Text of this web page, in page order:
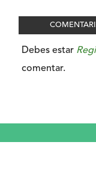
Debes estar
comentar.